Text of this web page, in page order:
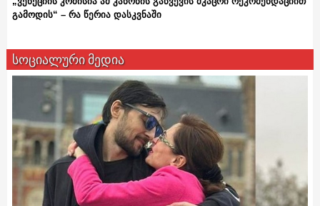
გამოდის“ – რა წერია დასკვნაში
სოციალური მედია